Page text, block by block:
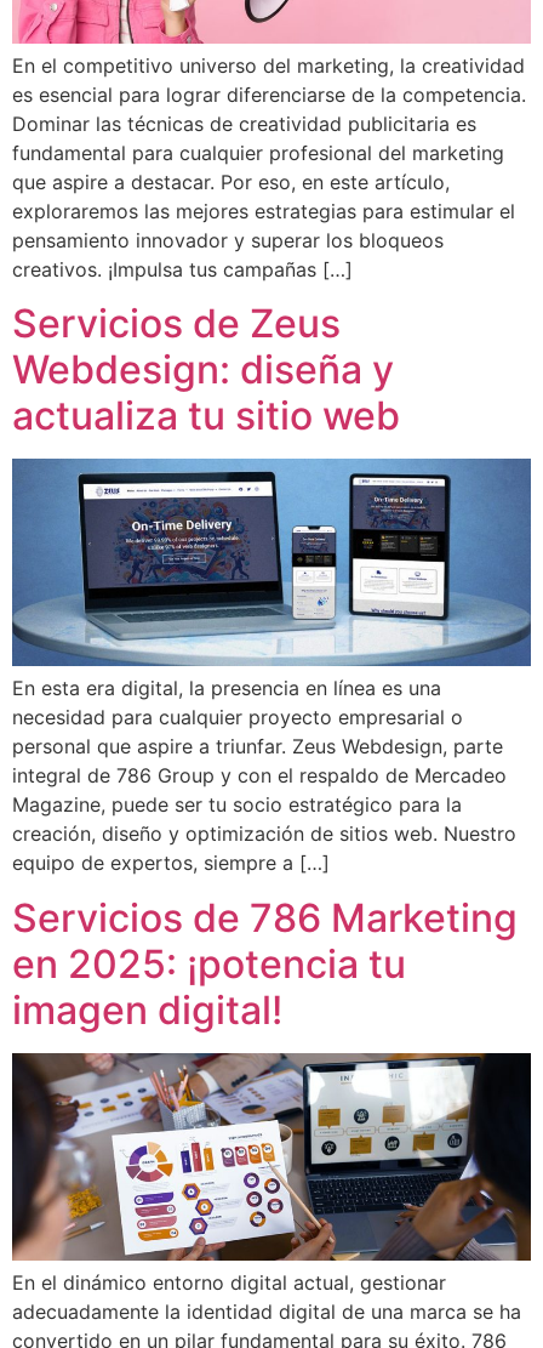
En el competitivo universo del marketing, la creatividad
es esencial para lograr diferenciarse de la competencia.
Dominar las técnicas de creatividad publicitaria es
fundamental para cualquier profesional del marketing
que aspire a destacar. Por eso, en este artículo,
exploraremos las mejores estrategias para estimular el
pensamiento innovador y superar los bloqueos
creativos. ¡Impulsa tus campañas […]
Servicios de Zeus
Webdesign: diseña y
actualiza tu sitio web
En esta era digital, la presencia en línea es una
necesidad para cualquier proyecto empresarial o
personal que aspire a triunfar. Zeus Webdesign, parte
integral de 786 Group y con el respaldo de Mercadeo
Magazine, puede ser tu socio estratégico para la
creación, diseño y optimización de sitios web. Nuestro
equipo de expertos, siempre a […]
Servicios de 786 Marketing
en 2025: ¡potencia tu
imagen digital!
En el dinámico entorno digital actual, gestionar
adecuadamente la identidad digital de una marca se ha
convertido en un pilar fundamental para su éxito. 786